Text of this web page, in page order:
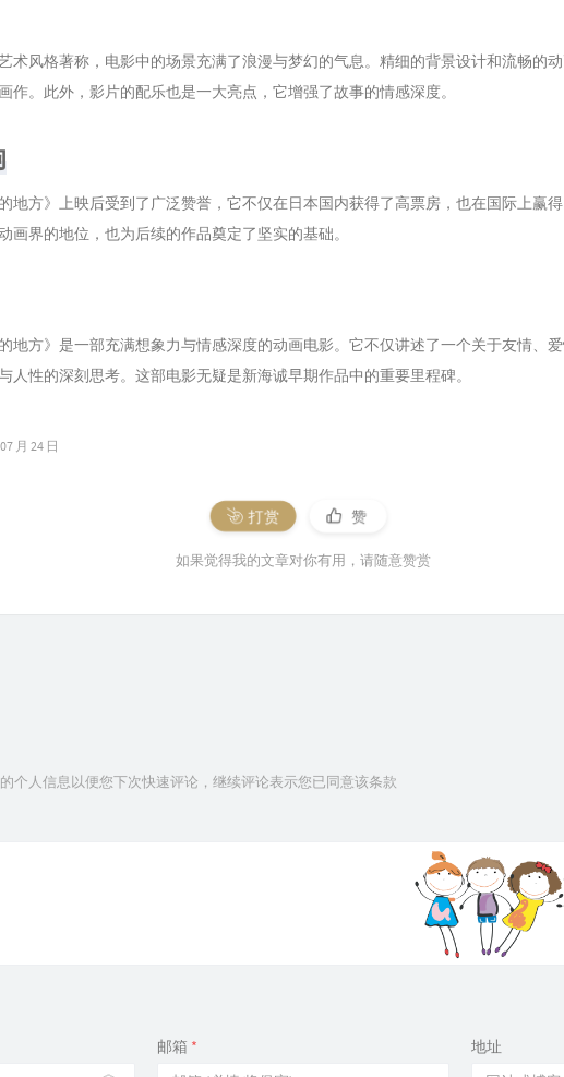
术风格著称，电影中的场景充满了浪漫与梦幻的气息。精细的背景设计和流畅的
作。此外，影片的配乐也是一大亮点，它增强了故事的情感深度。
地方》上映后受到了广泛赞誉，它不仅在日本国内获得了高票房，也在国际上赢
画界的地位，也为后续的作品奠定了坚实的基础。
地方》是一部充满想象力与情感深度的动画电影。它不仅讲述了一个关于友情、
人性的深刻思考。这部电影无疑是新海诚早期作品中的重要里程碑。
月 24 日
打赏 赞
如果觉得我的文章对你有用，请随意赞赏
个人信息以便您下次快速评论，继续评论表示您已同意该条款
邮箱 * 地址